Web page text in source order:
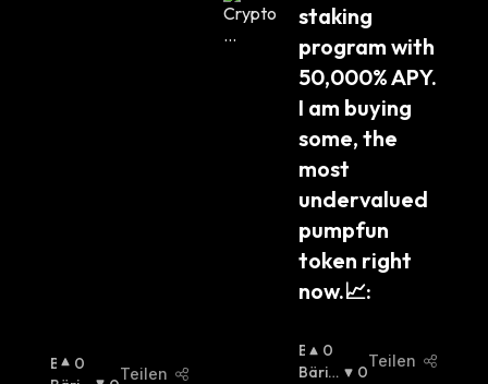
B
0
Teilen
staking
program with
50,000% APY.
I am buying
some, the
most
undervalued
pumpfun
token right
now.📈:
B
U
0
Bäris
0
Teilen